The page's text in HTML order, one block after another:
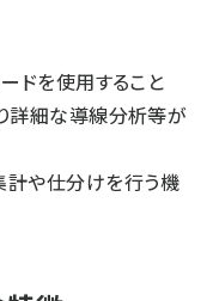
ドを使用すること
詳細な導線分析等が
や仕分けを行う機